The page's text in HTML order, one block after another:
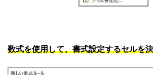
数式を使用して、書式設定するセルを